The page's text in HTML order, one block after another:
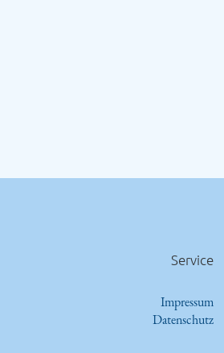
Service
Impressum
Datenschutz